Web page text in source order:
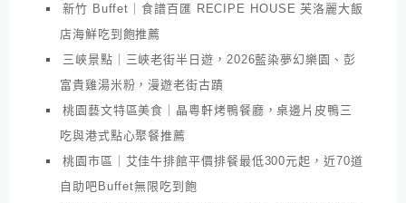
新竹 Buffet｜食譜百匯 RECIPE HOUSE 芙洛麗大飯
店海鮮吃到飽推薦
三峽景點｜三峽老街半日遊，2026藍染夢幻樂園、彭
富貴雞湯米粉，漫遊老街古蹟
桃園藝文特區美食｜晶粵軒烤鴨餐廳，桌邊片皮鴨三
吃與港式點心聚餐推薦
桃園市區｜艾佳牛排館平價排餐最低300元起，近70道
自助吧Buffet無限吃到飽